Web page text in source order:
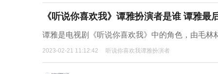
《听说你喜欢我》谭雅扮演者是谁 谭雅最
谭雅是电视剧《听说你喜欢我》中的角色，由毛林
2023-02-21 11:12:42 听说你喜欢我谭雅扮演者